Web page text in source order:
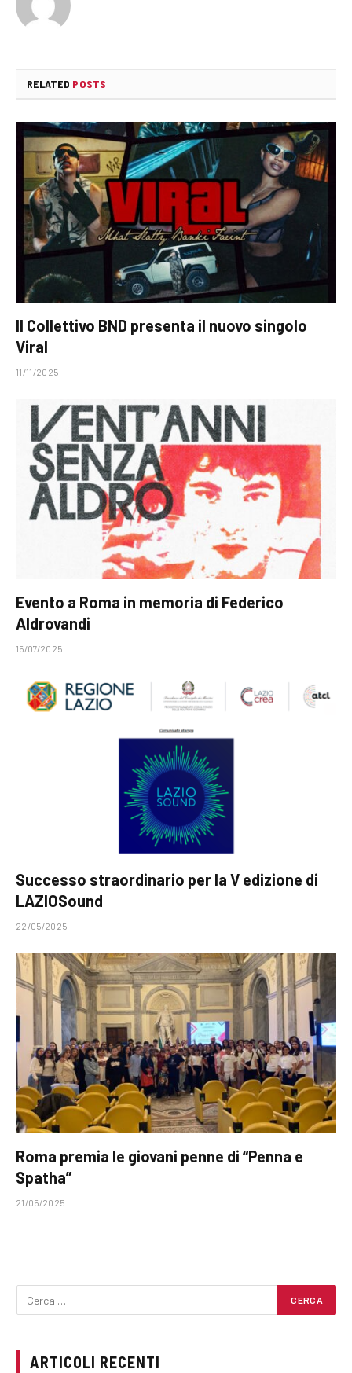
RELATED POSTS
Il Collettivo BND presenta il nuovo singolo
Viral
11/11/2025
Evento a Roma in memoria di Federico
Aldrovandi
15/07/2025
Successo straordinario per la V edizione di
LAZIOSound
22/05/2025
Roma premia le giovani penne di “Penna e
Spatha”
21/05/2025
ARTICOLI RECENTI